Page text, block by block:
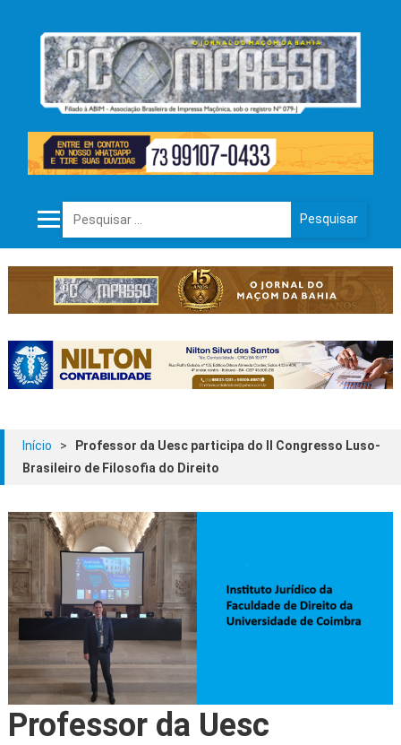
Pesquisar por:
Início >
Professor da Uesc participa do II Congresso Luso-
Brasileiro de Filosofia do Direito
Professor da Uesc